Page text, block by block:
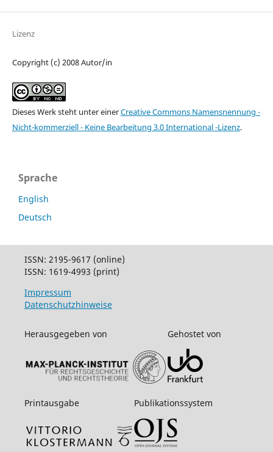
Lizenz
Copyright (c) 2008 Autor/in
Dieses Werk steht unter einerCreative Commons Namensnennung -
Nicht-kommerziell - Keine Bearbeitung 3.0 International -Lizenz.
Sprache
English
Deutsch
ISSN: 2195-9617 (online)
ISSN: 1619-4993 (print)
Impressum
Datenschutzhinweise
Herausgegeben von Gehostet von
Printausgabe Publikationssystem